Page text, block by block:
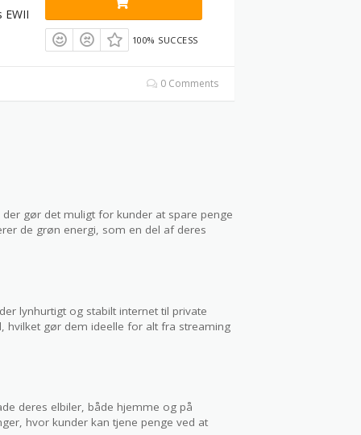
100% SUCCESS
0 Comments
gør det muligt for kunder at spare penge
de grøn energi, som en del af deres
lynhurtigt og stabilt internet til private
hvilket gør dem ideelle for alt fra streaming
deres elbiler, både hjemme og på
hvor kunder kan tjene penge ved at